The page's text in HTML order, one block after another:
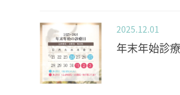
2025.12.01
年末年始診